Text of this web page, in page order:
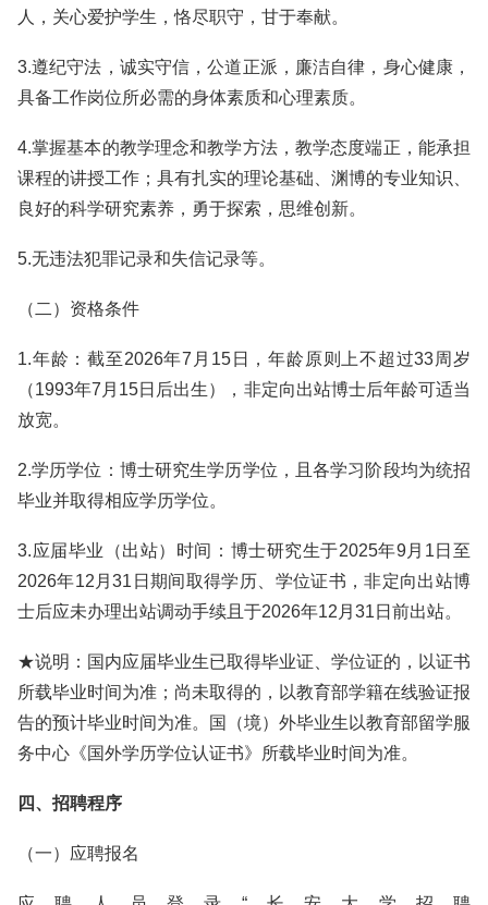
人，关心爱护学生，恪尽职守，甘于奉献。
3.遵纪守法，诚实守信，公道正派，廉洁自律，身心健康，
具备工作岗位所必需的身体素质和心理素质。
4.掌握基本的教学理念和教学方法，教学态度端正，能承担
课程的讲授工作；具有扎实的理论基础、渊博的专业知识、
良好的科学研究素养，勇于探索，思维创新。
5.无违法犯罪记录和失信记录等。
（二）资格条件
1.年龄：截至2026年7月15日，年龄原则上不超过33周岁
（1993年7月15日后出生），非定向出站博士后年龄可适当
放宽。
2.学历学位：博士研究生学历学位，且各学习阶段均为统招
毕业并取得相应学历学位。
3.应届毕业（出站）时间：博士研究生于2025年9月1日至
2026年12月31日期间取得学历、学位证书，非定向出站博
士后应未办理出站调动手续且于2026年12月31日前出站。
★说明：国内应届毕业生已取得毕业证、学位证的，以证书
所载毕业时间为准；尚未取得的，以教育部学籍在线验证报
告的预计毕业时间为准。国（境）外毕业生以教育部留学服
务中心《国外学历学位认证书》所载毕业时间为准。
四、招聘程序
（一）应聘报名